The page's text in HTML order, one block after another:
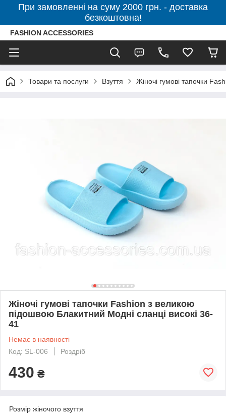
При замовленні на суму 2000 грн. - доставка
безкоштовна!
FASHION ACCESSORIES
Товари та послуги Взуття Жіночі гумові тапочки
Жіночі гумові тапочки Fashion з великою
підошвою Блакитний Модні сланці високі 36-
41
Немає в наявності
Код: SL-006
Роздріб
430 ₴
Розмір жіночого взуття